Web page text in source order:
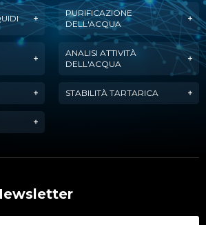
PURIFICAZIONE
DELL'ACQUA
ANALISI ATTIVITÀ
DELL'ACQUA
STABILITÀ TARTARICA